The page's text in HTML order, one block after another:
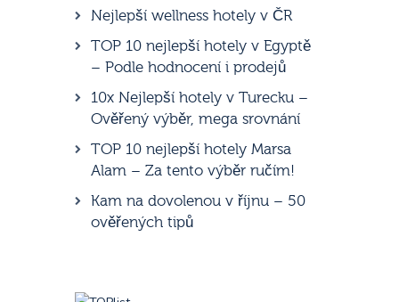
Nejlepší wellness hotely v ČR
TOP 10 nejlepší hotely v Egyptě
– Podle hodnocení i prodejů
10x Nejlepší hotely v Turecku –
Ověřený výběr, mega srovnání
TOP 10 nejlepší hotely Marsa
Alam – Za tento výběr ručím!
Kam na dovolenou v říjnu – 50
ověřených tipů